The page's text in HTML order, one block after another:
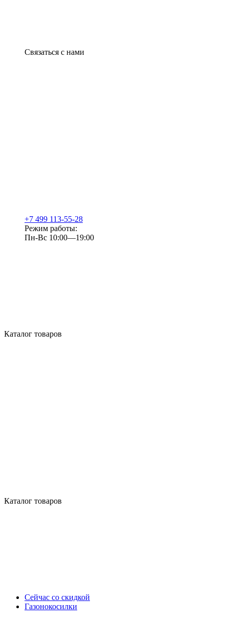
Связаться с нами
+7 499 113-55-28
Режим работы:
Пн-Вс 10:00—19:00
Каталог товаров
Каталог товаров
Сейчас со скидкой
Газонокосилки